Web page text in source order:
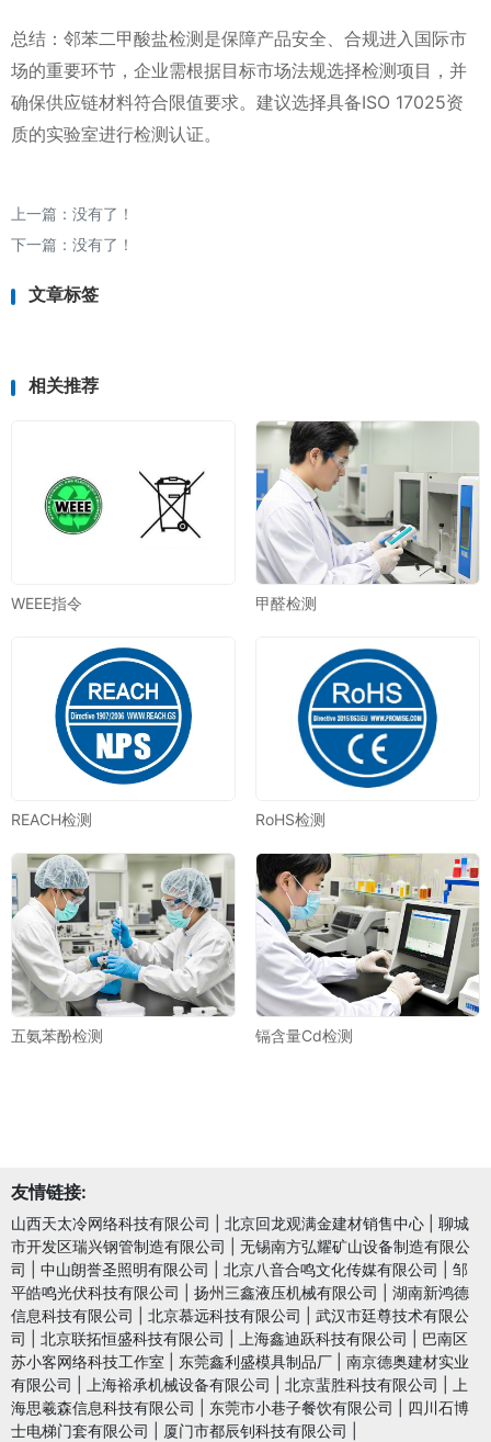
总结：邻苯二甲酸盐检测是保障产品安全、合规进入国际市
场的重要环节，企业需根据目标市场法规选择检测项目，并
确保供应链材料符合限值要求。建议选择具备ISO 17025资
质的实验室进行检测认证。
上一篇：没有了！
下一篇：没有了！
文章标签
相关推荐
WEEE指令 甲醛检测
REACH检测 RoHS检测
五氨苯酚检测 镉含量Cd检测
友情链接:
山西天太冷网络科技有限公司 北京回龙观满金建材销售中心
聊城
市开发区瑞兴钢管制造有限公司
无锡南方弘耀矿山设备制造有限公
司
中山朗誉圣照明有限公司 北京八音合鸣文化传媒有限公司
邹
平皓鸣光伏科技有限公司
扬州三鑫液压机械有限公司
湖南新鸿德
信息科技有限公司
北京慕远科技有限公司
武汉市廷尊技术有限公
司
北京联拓恒盛科技有限公司 上海鑫迪跃科技有限公司
巴南区
苏小客网络科技工作室
东莞鑫利盛模具制品厂
南京德奥建材实业
有限公司
上海裕承机械设备有限公司 北京蜚胜科技有限公司
上
海思羲森信息科技有限公司
东莞市小巷子餐饮有限公司
四川石博
士电梯门套有限公司
厦门市都辰钊科技有限公司